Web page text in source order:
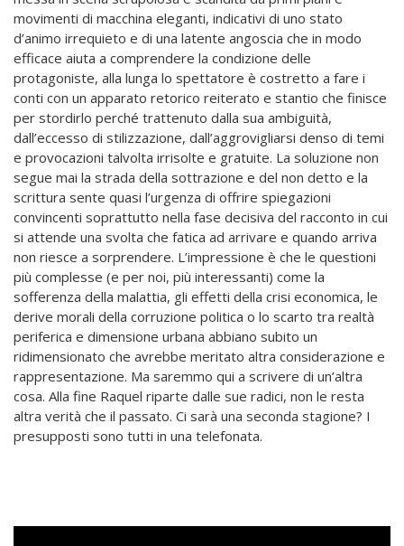
movimenti di macchina eleganti, indicativi di uno stato
d’animo irrequieto e di una latente angoscia che in modo
efficace aiuta a comprendere la condizione delle
protagoniste, alla lunga lo spettatore è costretto a fare i
conti con un apparato retorico reiterato e stantio che finisce
per stordirlo perché trattenuto dalla sua ambiguità,
dall’eccesso di stilizzazione, dall’aggrovigliarsi denso di temi
e provocazioni talvolta irrisolte e gratuite. La soluzione non
segue mai la strada della sottrazione e del non detto e la
scrittura sente quasi l’urgenza di offrire spiegazioni
convincenti soprattutto nella fase decisiva del racconto in cui
si attende una svolta che fatica ad arrivare e quando arriva
non riesce a sorprendere. L’impressione è che le questioni
più complesse (e per noi, più interessanti) come la
sofferenza della malattia, gli effetti della crisi economica, le
derive morali della corruzione politica o lo scarto tra realtà
periferica e dimensione urbana abbiano subito un
ridimensionato che avrebbe meritato altra considerazione e
rappresentazione. Ma saremmo qui a scrivere di un’altra
cosa. Alla fine Raquel riparte dalle sue radici, non le resta
altra verità che il passato. Ci sarà una seconda stagione? I
presupposti sono tutti in una telefonata.